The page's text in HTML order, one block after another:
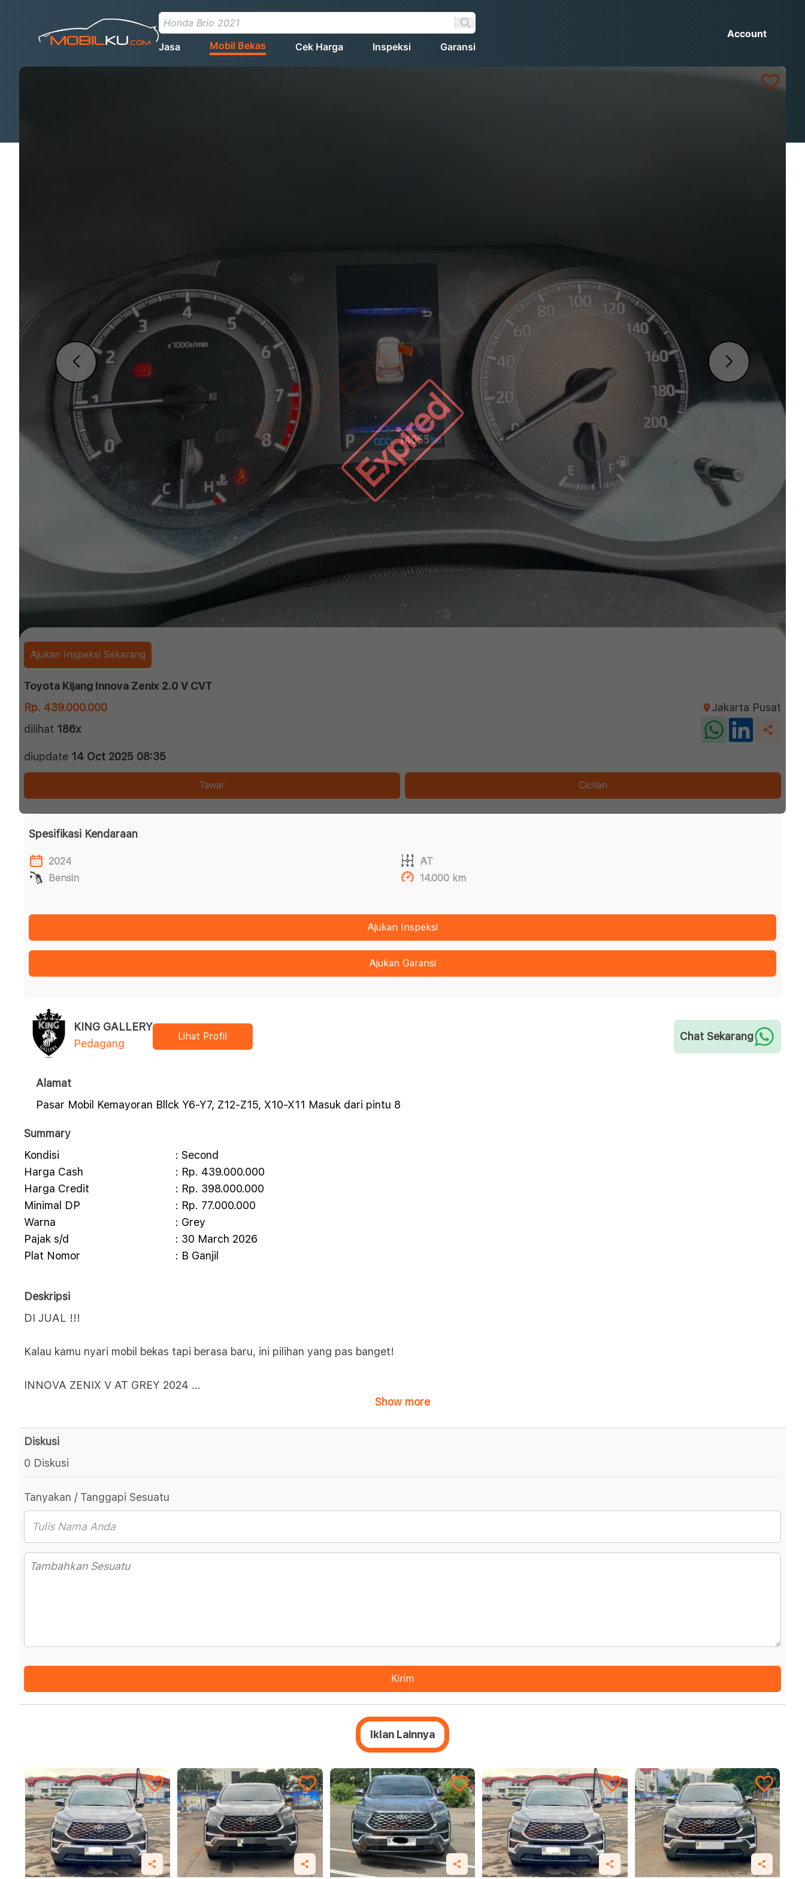
Jasa Mobil Bekas Cek Harga Inspeksi Garansi
Account
Expired
Ajukan Inspeksi Sekarang
Toyota Kijang Innova Zenix 2.0 V CVT
Rp. 439.000.000
Jakarta Pusat
dilihat 186x
diupdate 14 Oct 2025 08:35
Tawar Cicilan
Spesifikasi Kendaraan
2024
AT
Bensin
14.000 km
Ajukan Inspeksi
Ajukan Garansi
KING GALLERY
Pedagang
Lihat Profil Chat Sekarang
Alamat
Pasar Mobil Kemayoran Bllck Y6-Y7, Z12-Z15, X10-X11 Masuk dari pintu 8
Summary
Kondisi
: Second
Harga Cash
: Rp. 439.000.000
Harga Credit
: Rp. 398.000.000
Minimal DP
: Rp. 77.000.000
Warna
: Grey
Pajak s/d
: 30 March 2026
Plat Nomor
: B Ganjil
Deskripsi
DI JUAL !!!
Kalau kamu nyari mobil bekas tapi berasa baru, ini pilihan yang pas banget!
INNOVA ZENIX V AT GREY 2024 ...
Show more
Diskusi
0 Diskusi
Tanyakan / Tanggapi Sesuatu
Kirim
Iklan Lainnya